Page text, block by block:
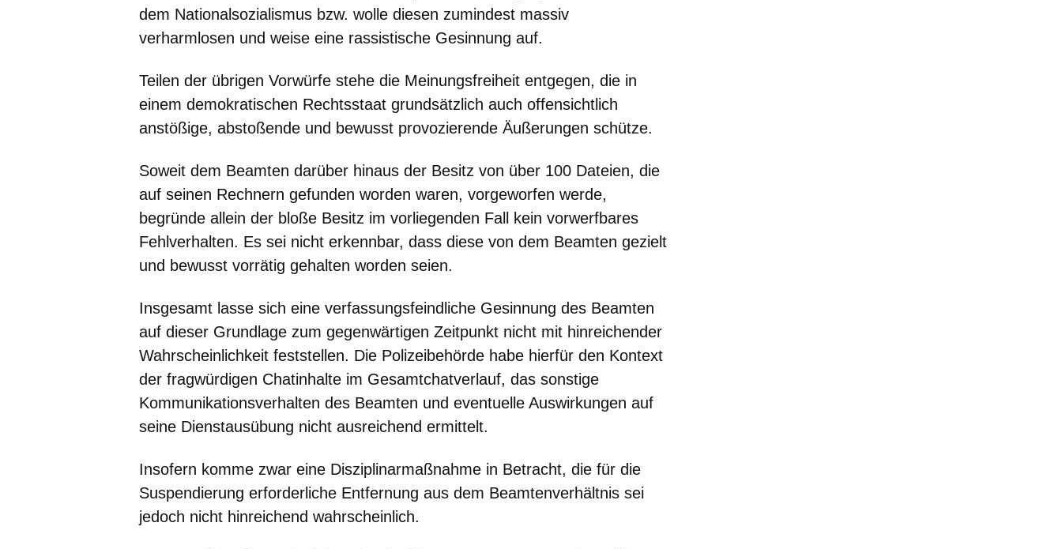
dem Nationalsozialismus bzw. wolle diesen zumindest massiv
verharmlosen und weise eine rassistische Gesinnung auf.
Teilen der übrigen Vorwürfe stehe die Meinungsfreiheit entgegen, die in
einem demokratischen Rechtsstaat grundsätzlich auch offensichtlich
anstößige, abstoßende und bewusst provozierende Äußerungen schütze.
Soweit dem Beamten darüber hinaus der Besitz von über 100 Dateien, die
auf seinen Rechnern gefunden worden waren, vorgeworfen werde,
begründe allein der bloße Besitz im vorliegenden Fall kein vorwerfbares
Fehlverhalten. Es sei nicht erkennbar, dass diese von dem Beamten gezielt
und bewusst vorrätig gehalten worden seien.
Insgesamt lasse sich eine verfassungsfeindliche Gesinnung des Beamten
auf dieser Grundlage zum gegenwärtigen Zeitpunkt nicht mit hinreichender
Wahrscheinlichkeit feststellen. Die Polizeibehörde habe hierfür den Kontext
der fragwürdigen Chatinhalte im Gesamtchatverlauf, das sonstige
Kommunikationsverhalten des Beamten und eventuelle Auswirkungen auf
seine Dienstausübung nicht ausreichend ermittelt.
Insofern komme zwar eine Disziplinarmaßnahme in Betracht, die für die
Suspendierung erforderliche Entfernung aus dem Beamtenverhältnis sei
jedoch nicht hinreichend wahrscheinlich.